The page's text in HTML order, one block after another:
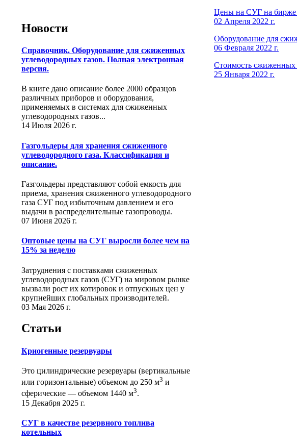
Новости
Справочник. Оборудование для сжиженных
углеводородных газов. Полная электронная
версия.
В книге дано описание более 2000 образцов
различных приборов и оборудования,
применяемых в системах для сжиженных
углеводородных газов...
14 Июля 2026 г.
Газгольдеры для хранения сжиженного
углеводородного газа. Классификация и
описание.
Газгольдеры представляют собой емкость для
приема, хранения сжиженного углеводородного
газа СУГ под избыточным давлением и его
выдачи в распределительные газопроводы.
07 Июня 2026 г.
Оптовые цены на СУГ выросли более чем на
15% за неделю
Затруднения с поставками сжиженных
углеводородных газов (СУГ) на мировом рынке
вызвали рост их котировок и отпускных цен у
крупнейших глобальных производителей.
03 Мая 2026 г.
Статьи
Криогенные резервуары
Это цилиндрические резервуары (вертикальные
или горизонтальные) объемом до 250 м3 и
сферические ― объемом 1440 м3.
15 Декабря 2025 г.
СУГ в качестве резервного топлива
котельных
Цены на СУГ на бирже
02 Апреля 2022 г.
Оборудование для
06 Февраля 2022 г.
Стоимость сжиженных
25 Января 2022 г.